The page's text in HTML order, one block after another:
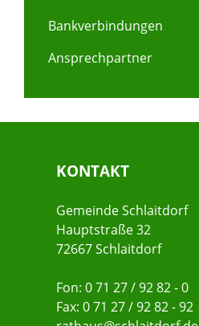
Bankverbindungen
Ansprechpartner
KONTAKT
Gemeinde Schlaitdorf
Hauptstraße 32
72667 Schlaitdorf
Fon: 0 71 27 / 92 82 - 0
Fax: 0 71 27 / 92 82 - 92